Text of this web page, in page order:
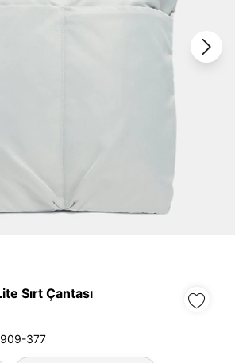
Sırt Çantası
377
Giriş Sayfasına Dön
Zaten hesabın var mı? Giriş yap
ödeme.
Kolay iade ve değişim.